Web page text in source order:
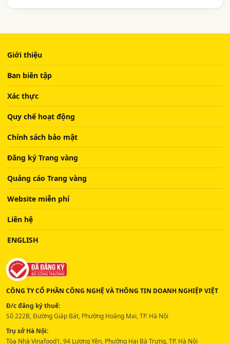
Giới thiệu
Ban biên tập
Xác thực
Quy chế hoạt động
Chính sách bảo mật
Đăng ký Trang vàng
Quảng cáo Trang vàng
Website miễn phí
Liên hệ
ENGLISH
CÔNG TY CỔ PHẦN CÔNG NGHỆ VÀ THÔNG TIN DOANH NGHIỆP VIỆT
Đ/c đăng ký thuế:
Số 222B, Đường Giáp Bát, Phường Hoàng Mai, TP. Hà Nội
Trụ sở Hà Nội:
Tòa Nhà Vinafood1, 94 Lương Yên, Phường Hai Bà Trưng, TP. Hà Nội